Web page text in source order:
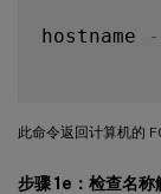
hostname -
此命令返回计算机的
步骤 1e：检查名